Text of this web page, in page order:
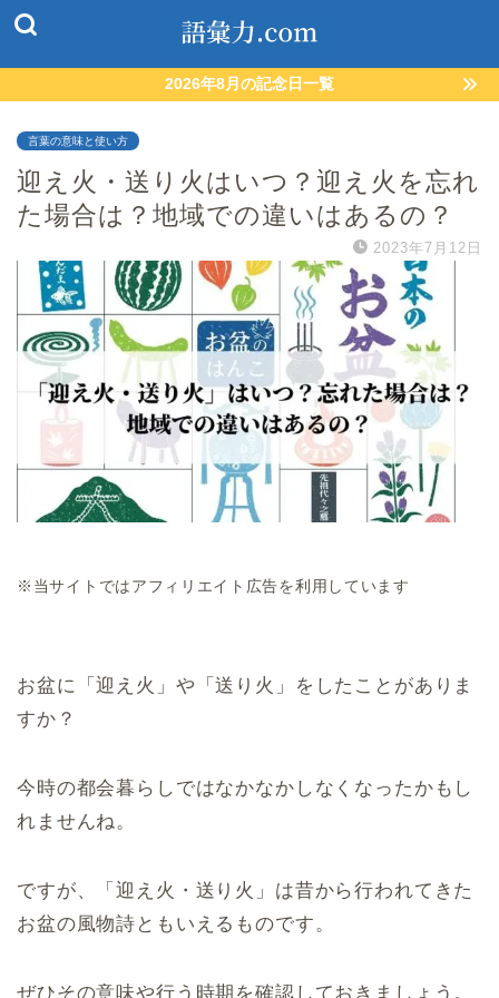
2026年8月の記念日一覧
言葉の意味と使い方
迎え火・送り火はいつ？迎え火を忘れ
た場合は？地域での違いはあるの？
2023年7月12日
※当サイトではアフィリエイト広告を利用しています
お盆に「迎え火」や「送り火」をしたことがありま
すか？
今時の都会暮らしではなかなかしなくなったかもし
れませんね。
ですが、「迎え火・送り火」は昔から行われてきた
お盆の風物詩ともいえるものです。
ぜひその意味や行う時期を確認しておきましょう。